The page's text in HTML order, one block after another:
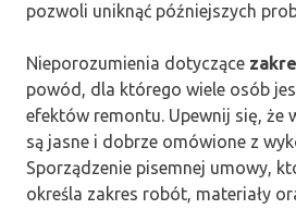
pozwoli uniknąć późniejszych
Nieporozumienia dotyczące
powód, dla którego wiele osób
efektów remontu. Upewnij się, że
są jasne i dobrze omówione z
Sporządzenie pisemnej umowy,
określa zakres robót, materiały